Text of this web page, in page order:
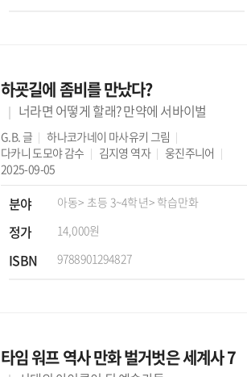
하굣길에 좀비를 만났다?
너라면 어떻게 할래? 만약에 서바이벌
G.B. 글 하나코가네이 마사유키 그림
다카니 도모야감수 김지영 역자
웅진주니어
2025-09-05
분야 아동> 초등 3~4학년> 학습만화
정가 14,000원
ISBN 9788901294827
타임 워프 역사 만화 벌거벗은 세계사 7